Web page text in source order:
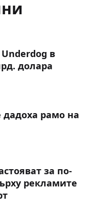
в
долара
рамо на
за по-
рекламите